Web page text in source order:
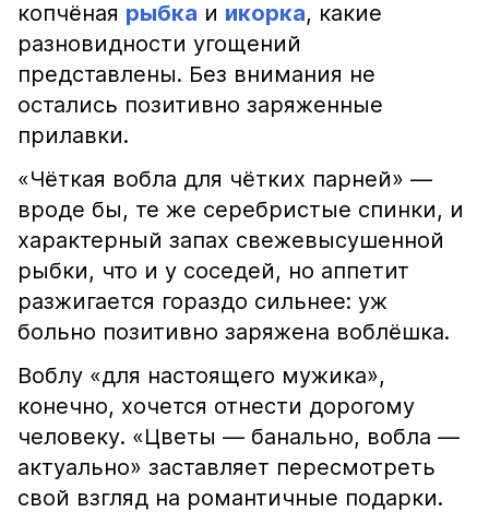
копчёная рыбка и икорка, какие
разновидности угощений
представлены. Без внимания не
остались позитивно заряженные
прилавки.
«Чёткая вобла для чётких парней» —
вроде бы, те же серебристые спинки, и
характерный запах свежевысушенной
рыбки, что и у соседей, но аппетит
разжигается гораздо сильнее: уж
больно позитивно заряжена воблёшка.
Воблу «для настоящего мужика»,
конечно, хочется отнести дорогому
человеку. «Цветы — банально, вобла —
актуально» заставляет пересмотреть
свой взгляд на романтичные подарки.